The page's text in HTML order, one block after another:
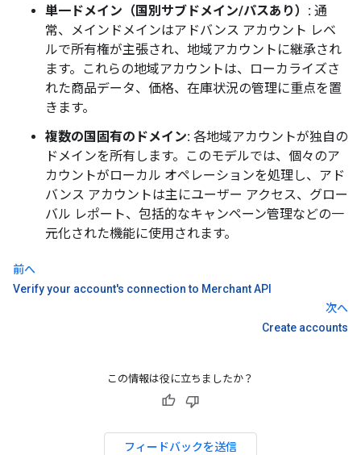
単一ドメイン（国別サブドメイン/パスあり）: 通
常、メインドメインはアドバンス アカウント レベ
ルで所有権が主張され、地域アカウントに継承され
ます。これらの地域アカウントは、ローカライズさ
れた商品データ、価格、在庫状況の管理に重点を置
きます。
複数の国固有のドメイン: 各地域アカウントが独自の
ドメインを所有します。このモデルでは、個々のア
カウントがローカル オペレーションを処理し、アド
バンス アカウントは主にユーザー アクセス、グロー
バル レポート、包括的なキャンペーン管理などの一
元化された機能に使用されます。
前へ
Verify your account's connection to Merchant API
次へ
Create accounts
この情報は役に立ちましたか？
フィードバックを送信